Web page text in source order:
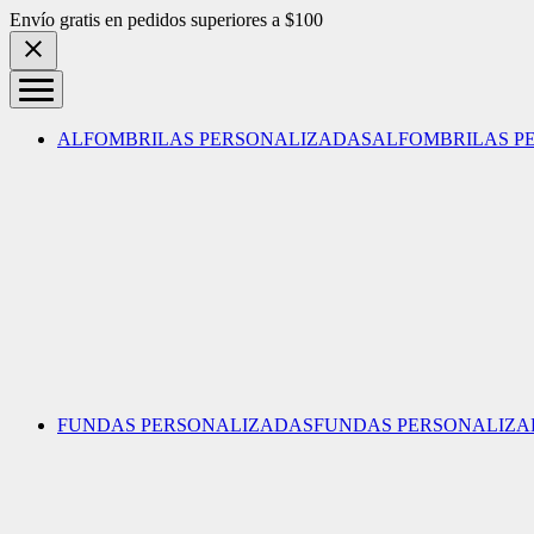
Skip to content
Envío gratis en pedidos superiores a $100
ALFOMBRILAS PERSONALIZADASALFOMBRILAS
FUNDAS PERSONALIZADASFUNDAS